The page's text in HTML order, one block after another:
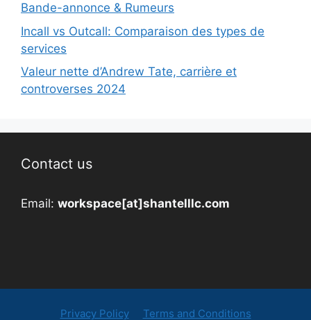
Bande-annonce & Rumeurs
Incall vs Outcall: Comparaison des types de
services
Valeur nette d’Andrew Tate, carrière et
controverses 2024
Contact us
Email: workspace[at]shantelllc.com
Privacy Policy Terms and Conditions